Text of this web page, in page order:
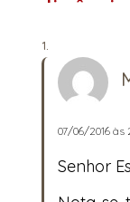
07/06/2016 às
Senhor